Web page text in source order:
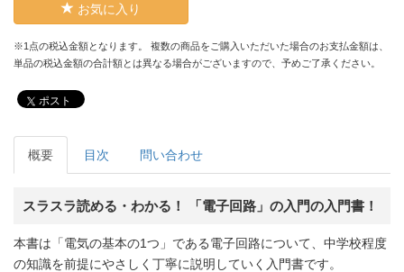
お気に入り
※1点の税込金額となります。 複数の商品をご購入いただいた場合のお支払金額は、
単品の税込金額の合計額とは異なる場合がございますので、予めご了承ください。
ポスト
概要 目次 問い合わせ
スラスラ読める・わかる！ 「電子回路」の入門の入門書！
本書は「電気の基本の1つ」である電子回路について、中学校程度
の知識を前提にやさしく丁寧に説明していく入門書です。